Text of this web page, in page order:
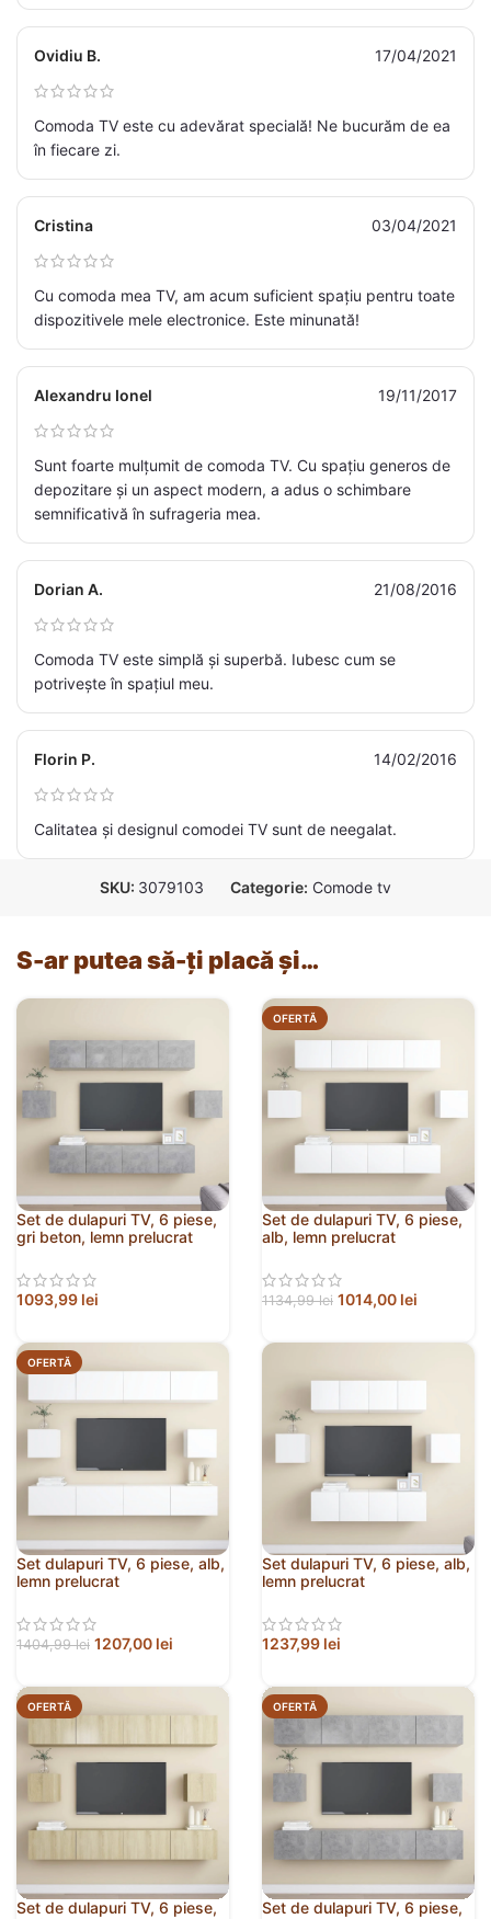
Ovidiu B. 17/04/2021
Comoda TV este cu adevărat specială! Ne bucurăm de ea
în fiecare zi.
Cristina 03/04/2021
Cu comoda mea TV, am acum suficient spațiu pentru toate
dispozitivele mele electronice. Este minunată!
Alexandru Ionel 19/11/2017
Sunt foarte mulțumit de comoda TV. Cu spațiu generos de
depozitare și un aspect modern, a adus o schimbare
semnificativă în sufrageria mea.
Dorian A. 21/08/2016
Comoda TV este simplă și superbă. Iubesc cum se
potrivește în spațiul meu.
Florin P. 14/02/2016
Calitatea și designul comodei TV sunt de neegalat.
SKU: 3079103 Categorie: Comode tv
S-ar putea să-ți placă și…
Set de dulapuri TV, 6 piese,
gri beton, lemn prelucrat
1093,99 lei
OFERTĂ
Set de dulapuri TV, 6 piese,
alb, lemn prelucrat
1134,99lei 1014,00 lei
OFERTĂ
Set dulapuri TV, 6 piese, alb,
lemn prelucrat
1404,99lei 1207,00 lei
Set dulapuri TV, 6 piese, alb,
lemn prelucrat
1237,99 lei
OFERTĂ
Set de dulapuri TV, 6 piese,
OFERTĂ
Set de dulapuri TV, 6 piese,